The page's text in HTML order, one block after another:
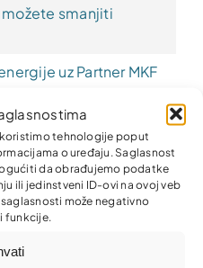
tehnologije poput
o uređaju. Saglasnost
da obrađujemo podatke
ili jedinstveni ID-ovi na ovoj veb
može negativno
funkcije.
smanjiti
uz Partner MKF
i finansijsku korist sa
smanjuje prekomjernu
što je zaista